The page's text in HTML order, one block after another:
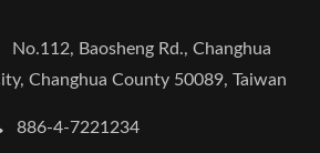
No.112, Baosheng Rd., Changhua
Changhua County 50089, Taiwan
886-4-7221234